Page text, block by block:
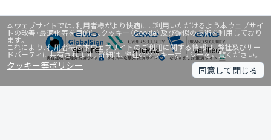
本ウェブサイトでは、利用者様がより快適にご利用いただけるよう本ウェブサイ
トの改善・最適化等を目的に、クッキー（Cookie）及び類似の技術を利用しており
ます。
これにより、利用者様の本ウェブサイトのご利用に関する情報は、弊社及びサー
ドパーティに共有されます。詳細は、弊社のクッキーポリシーをご覧ください。
クッキー等ポリシー 同意して閉じる